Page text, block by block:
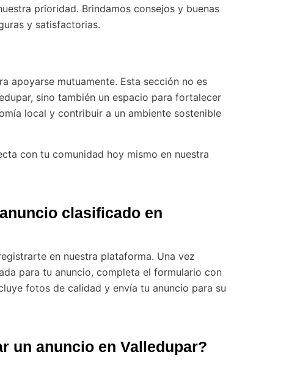
prioridad. Brindamos consejos y buenas
y satisfactorias.
apoyarse mutuamente. Esta sección no es
sino también un espacio para fortalecer
local y contribuir a un ambiente sostenible
con tu comunidad hoy mismo en nuestra
clasificado en
en nuestra plataforma. Una vez
para tu anuncio, completa el formulario con
fotos de calidad y envía tu anuncio para su
un anuncio en Valledupar?